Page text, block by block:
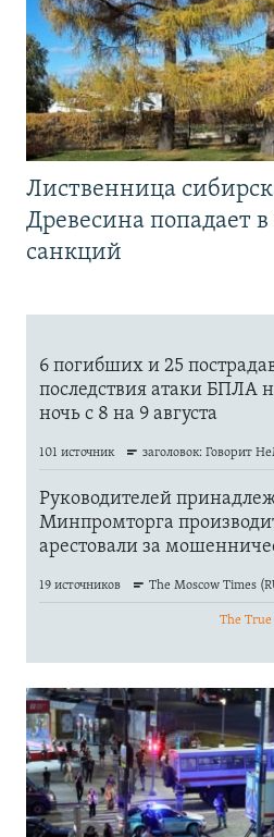
Лиственница
Древесина попадает
санкций